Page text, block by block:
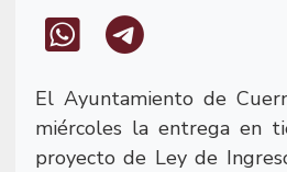
El Ayuntamiento de
miércoles la entrega en
proyecto de Ley de